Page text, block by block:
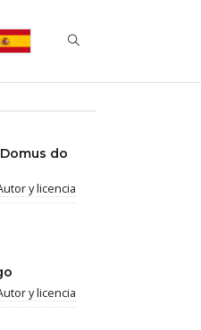
do
y licencia
y licencia